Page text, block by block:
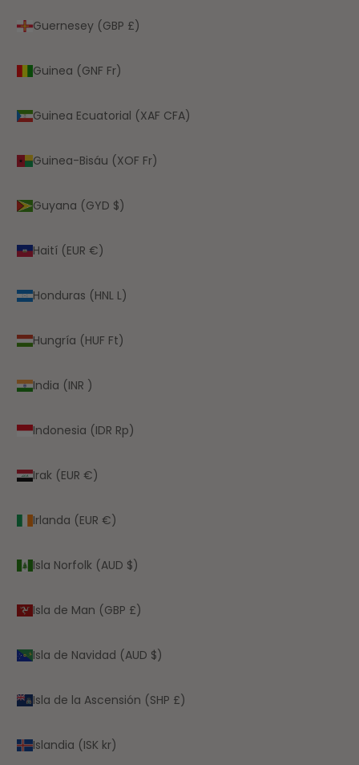
Guernesey (GBP £)
Guinea (GNF Fr)
Guinea Ecuatorial (XAF CFA)
Guinea-Bisáu (XOF Fr)
Guyana (GYD $)
Haití (EUR €)
Honduras (HNL L)
Hungría (HUF Ft)
India (INR ₹)
Indonesia (IDR Rp)
Irak (EUR €)
Irlanda (EUR €)
Isla Norfolk (AUD $)
Isla de Man (GBP £)
Isla de Navidad (AUD $)
Isla de la Ascensión (SHP £)
Islandia (ISK kr)